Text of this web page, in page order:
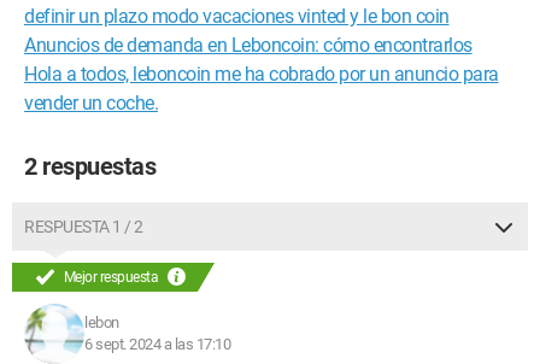
definir un plazo modo vacaciones vinted y le bon coin
Anuncios de demanda en Leboncoin: cómo encontrarlos
Hola a todos, leboncoin me ha cobrado por un anuncio para
vender un coche.
2 respuestas
RESPUESTA 1 / 2
Mejor respuesta
lebon
6 sept. 2024 a las 17:10